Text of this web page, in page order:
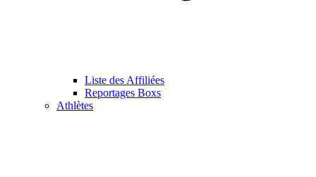
Liste des Affiliées
Reportages Boxs
Athlètes